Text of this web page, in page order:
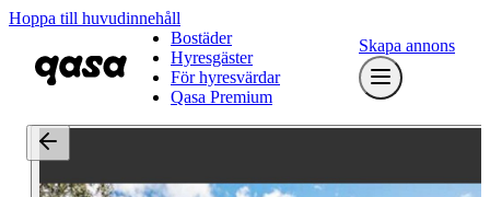
Hoppa till huvudinnehåll
Bostäder
Hyresgäster
För hyresvärdar
Qasa Premium
Skapa annons